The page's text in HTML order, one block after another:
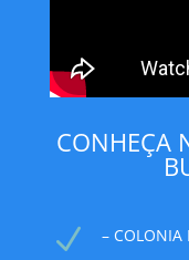
CONHEÇA
N – COLONIA